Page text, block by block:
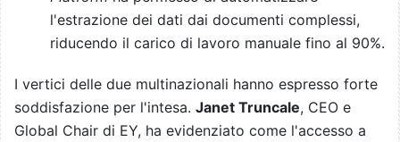
l'estrazione dei dati dai documenti complessi,
riducendo il carico di lavoro manuale fino al 90%.
I vertici delle due multinazionali hanno espresso forte
soddisfazione per l'intesa. Janet Truncale, CEO e
Global Chair di EY, ha evidenziato come l'accesso a